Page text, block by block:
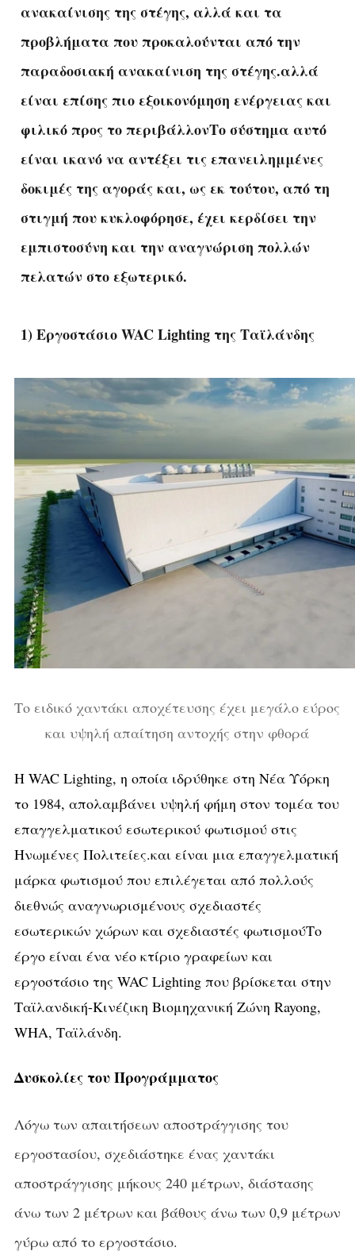
ανακαίνισης της στέγης, αλλά και τα
προβλήματα που προκαλούνται από την
παραδοσιακή ανακαίνιση της στέγης.αλλά
είναι επίσης πιο εξοικονόμηση ενέργειας και
φιλικό προς το περιβάλλονΤο σύστημα αυτό
είναι ικανό να αντέξει τις επανειλημμένες
δοκιμές της αγοράς και, ως εκ τούτου, από τη
στιγμή που κυκλοφόρησε, έχει κερδίσει την
εμπιστοσύνη και την αναγνώριση πολλών
πελατών στο εξωτερικό.
1) Εργοστάσιο WAC Lighting της Ταϊλάνδης
Το ειδικό χαντάκι αποχέτευσης έχει μεγάλο εύρος
και υψηλή απαίτηση αντοχής στην φθορά
Η WAC Lighting, η οποία ιδρύθηκε στη Νέα Υόρκη
το 1984, απολαμβάνει υψηλή φήμη στον τομέα του
επαγγελματικού εσωτερικού φωτισμού στις
Ηνωμένες Πολιτείες.και είναι μια επαγγελματική
μάρκα φωτισμού που επιλέγεται από πολλούς
διεθνώς αναγνωρισμένους σχεδιαστές
εσωτερικών χώρων και σχεδιαστές φωτισμούΤο
έργο είναι ένα νέο κτίριο γραφείων και
εργοστάσιο της WAC Lighting που βρίσκεται στην
Ταϊλανδική-Κινέζικη Βιομηχανική Ζώνη Rayong,
WHA, Ταϊλάνδη.
Δυσκολίες του Προγράμματος
Λόγω των απαιτήσεων αποστράγγισης του
εργοστασίου, σχεδιάστηκε ένας χαντάκι
αποστράγγισης μήκους 240 μέτρων, διάστασης
άνω των 2 μέτρων και βάθους άνω των 0,9 μέτρων
γύρω από το εργοστάσιο.